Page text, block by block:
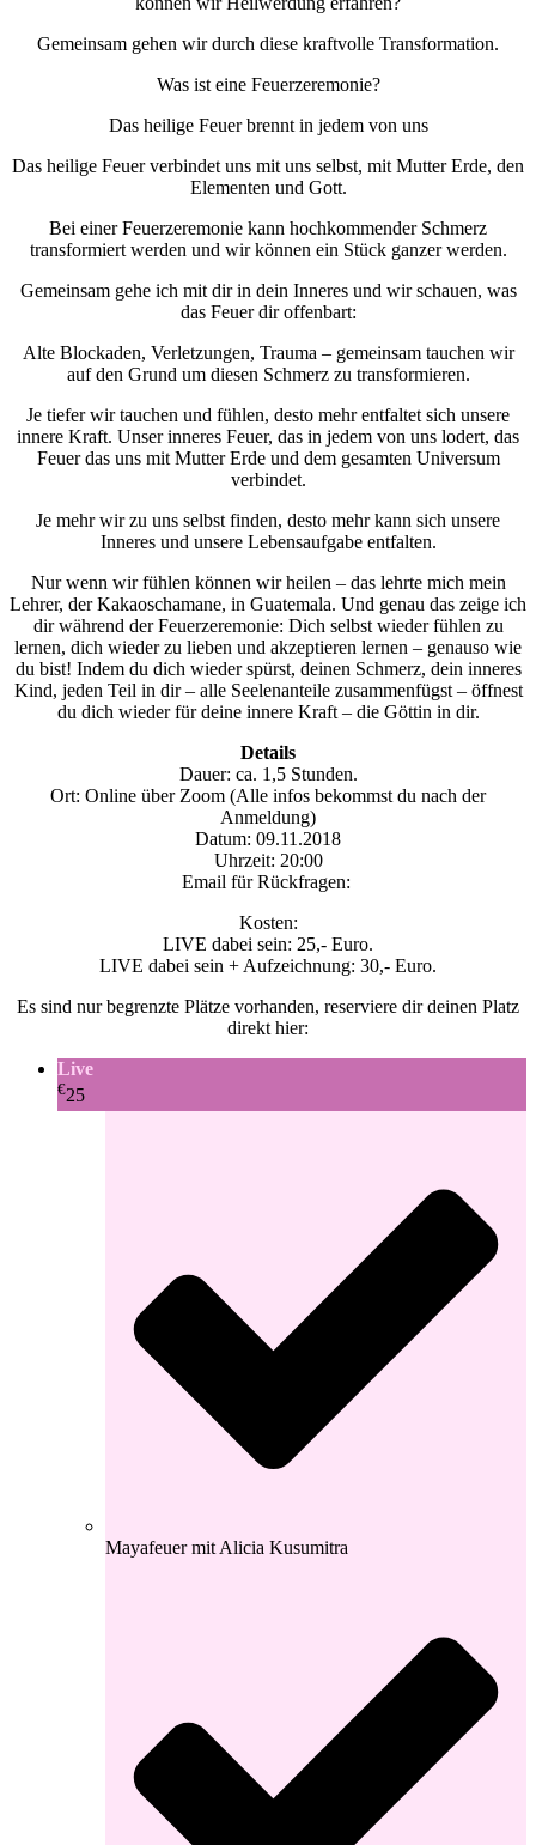
Gemeinsam gehen wir durch diese kraftvolle Transformation.
Was ist eine Feuerzeremonie?
Das heilige Feuer brennt in jedem von uns
Das heilige Feuer verbindet uns mit uns selbst, mit Mutter Erde, den
Elementen und Gott.
Bei einer Feuerzeremonie kann hochkommender Schmerz
transformiert werden und wir können ein Stück ganzer werden.
Gemeinsam gehe ich mit dir in dein Inneres und wir schauen, was
das Feuer dir offenbart:
Alte Blockaden, Verletzungen, Trauma – gemeinsam tauchen wir
auf den Grund um diesen Schmerz zu transformieren.
Je tiefer wir tauchen und fühlen, desto mehr entfaltet sich unsere
innere Kraft. Unser inneres Feuer, das in jedem von uns lodert, das
Feuer das uns mit Mutter Erde und dem gesamten Universum
verbindet.
Je mehr wir zu uns selbst finden, desto mehr kann sich unsere
Inneres und unsere Lebensaufgabe entfalten.
Nur wenn wir fühlen können wir heilen – das lehrte mich mein
Lehrer, der Kakaoschamane, in Guatemala. Und genau das zeige ich
dir während der Feuerzeremonie: Dich selbst wieder fühlen zu
lernen, dich wieder zu lieben und akzeptieren lernen – genauso wie
du bist! Indem du dich wieder spürst, deinen Schmerz, dein inneres
Kind, jeden Teil in dir – alle Seelenanteile zusammenfügst – öffnest
du dich wieder für deine innere Kraft – die Göttin in dir.
Details
Dauer: ca. 1,5 Stunden.
Ort: Online über Zoom (Alle infos bekommst du nach der
Anmeldung)
Datum: 09.11.2018
Uhrzeit: 20:00
Email für Rückfragen:
Kosten:
LIVE dabei sein: 25,- Euro.
LIVE dabei sein + Aufzeichnung: 30,- Euro.
Es sind nur begrenzte Plätze vorhanden, reserviere dir deinen Platz
direkt hier:
Live
€25
Mayafeuer mit Alicia Kusumitra